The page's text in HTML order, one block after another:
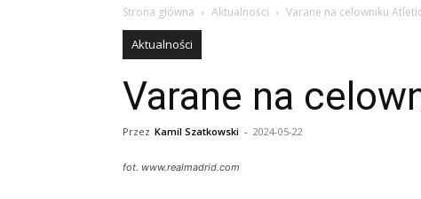
Madryt
–
AtleticoMadryt.pl
Strona główna Aktualności Varane na celowniku
Aktualności
Varane na
Przez Kamil Szatkowski - 2024-05-22
fot. www.realmadrid.com